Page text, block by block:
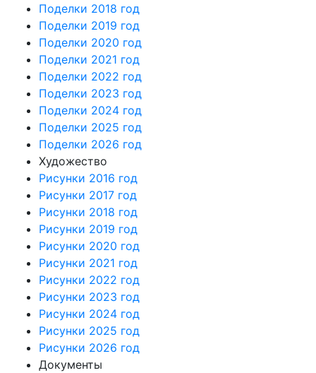
Поделки 2018 год
Поделки 2019 год
Поделки 2020 год
Поделки 2021 год
Поделки 2022 год
Поделки 2023 год
Поделки 2024 год
Поделки 2025 год
Поделки 2026 год
Художество
Рисунки 2016 год
Рисунки 2017 год
Рисунки 2018 год
Рисунки 2019 год
Рисунки 2020 год
Рисунки 2021 год
Рисунки 2022 год
Рисунки 2023 год
Рисунки 2024 год
Рисунки 2025 год
Рисунки 2026 год
Документы